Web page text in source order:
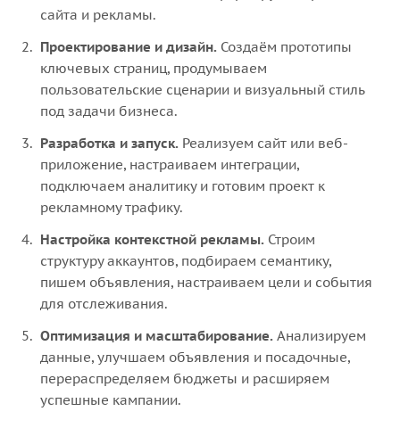
сайта и рекламы.
Проектирование и дизайн. Создаём прототипы
ключевых страниц, продумываем
пользовательские сценарии и визуальный стиль
под задачи бизнеса.
Разработка и запуск. Реализуем сайт или веб-
приложение, настраиваем интеграции,
подключаем аналитику и готовим проект к
рекламному трафику.
Настройка контекстной рекламы. Строим
структуру аккаунтов, подбираем семантику,
пишем объявления, настраиваем цели и события
для отслеживания.
Оптимизация и масштабирование. Анализируем
данные, улучшаем объявления и посадочные,
перераспределяем бюджеты и расширяем
успешные кампании.